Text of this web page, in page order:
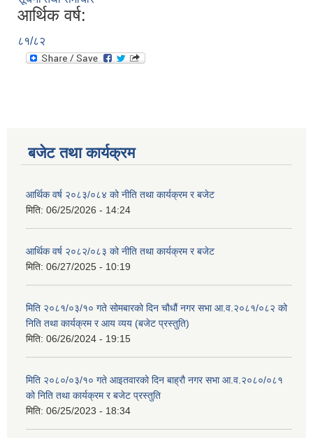
आर्थिक वर्ष:
८१/८२
बजेट तथा कार्यक्रम
आर्थिक वर्ष २०८३/०८४ को नीति तथा कार्यक्रम र बजेट
मिति: 06/25/2026 - 14:24
आर्थिक वर्ष २०८२/०८३ को नीति तथा कार्यक्रम र बजेट
मिति: 06/27/2025 - 10:19
मिति २०८१/०३/१० गते सोमबारको दिन चौधौं नगर सभा आ.व.२०८१/०८२ को
निति तथा कार्यक्रम र आय व्यय (बजेट प्रस्तुति)
मिति: 06/26/2024 - 19:15
मिति २०८०/०३/१० गते आइतवारको दिन बाह्रौ नगर सभा आ.व.२०८०/०८१
को निति तथा कार्यक्रम र बजेट प्रस्तुति
मिति: 06/25/2023 - 18:34